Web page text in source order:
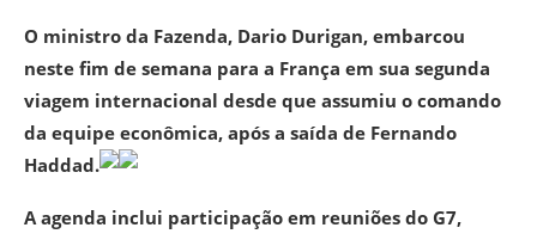
O ministro da Fazenda, Dario Durigan, embarcou
neste fim de semana para a França em sua segunda
viagem internacional desde que assumiu o comando
da equipe econômica, após a saída de Fernando
Haddad.
A agenda inclui participação em reuniões do G7,